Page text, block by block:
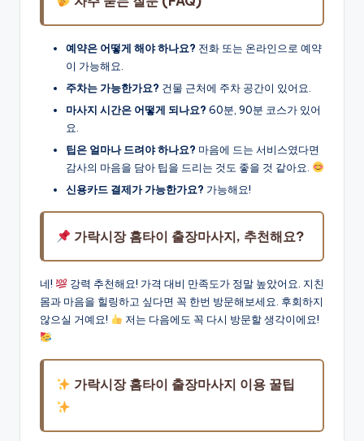
예약은 어떻게 해야 하나요? 전화 또는 온라인으로 예약
이 가능해요.
주차는 가능한가요? 건물 근처에 주차 공간이 있어요.
마사지 시간은 어떻게 되나요? 60분, 90분 코스가 있어
요.
팁은 얼마나 드려야 하나요? 마음에 드는 서비스였다면
감사의 마음을 담아 팁을 드리는 것도 좋을 것 같아요.
신용카드 결제가 가능한가요? 가능해요!
가락시장 홈타이 출장마사지, 추천해요?
네!
강력 추천해요! 가격 대비 만족도가 정말 높았어요. 지친
몸과 마음을 힐링하고 싶다면 꼭 한번 방문해보세요. 후회하지
않으실 거예요!
저는 다음에도 꼭 다시 방문할 생각이에요!
가락시장 홈타이 출장마사지 이용 꿀팁